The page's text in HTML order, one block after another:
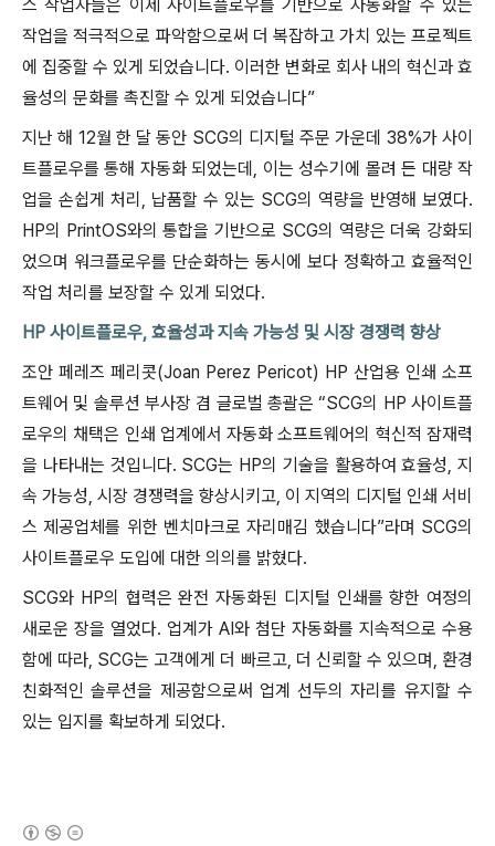
스 작업자들은 이제 사이트플로우를 기반으로 자동화할 수 있는
작업을 적극적으로 파악함으로써 더 복잡하고 가치 있는 프로젝트
에 집중할 수 있게 되었습니다. 이러한 변화로 회사 내의 혁신과 효
율성의 문화를 촉진할 수 있게 되었습니다”
지난 해 12월 한 달 동안 SCG의 디지털 주문 가운데 38%가 사이
트플로우를 통해 자동화 되었는데, 이는 성수기에 몰려 든 대량 작
업을 손쉽게 처리, 납품할 수 있는 SCG의 역량을 반영해 보였다.
HP의 PrintOS와의 통합을 기반으로 SCG의 역량은 더욱 강화되
었으며 워크플로우를 단순화하는 동시에 보다 정확하고 효율적인
작업 처리를 보장할 수 있게 되었다.
HP 사이트플로우, 효율성과 지속 가능성 및 시장 경쟁력 향상
조안 페레즈 페리콧(Joan Perez Pericot) HP 산업용 인쇄 소프
트웨어 및 솔루션 부사장 겸 글로벌 총괄은 “SCG의 HP 사이트플
로우의 채택은 인쇄 업계에서 자동화 소프트웨어의 혁신적 잠재력
을 나타내는 것입니다. SCG는 HP의 기술을 활용하여 효율성, 지
속 가능성, 시장 경쟁력을 향상시키고, 이 지역의 디지털 인쇄 서비
스 제공업체를 위한 벤치마크로 자리매김 했습니다”라며 SCG의
사이트플로우 도입에 대한 의의를 밝혔다.
SCG와 HP의 협력은 완전 자동화된 디지털 인쇄를 향한 여정의
새로운 장을 열었다. 업계가 AI와 첨단 자동화를 지속적으로 수용
함에 따라, SCG는 고객에게 더 빠르고, 더 신뢰할 수 있으며, 환경
친화적인 솔루션을 제공함으로써 업계 선두의 자리를 유지할 수
있는 입지를 확보하게 되었다.